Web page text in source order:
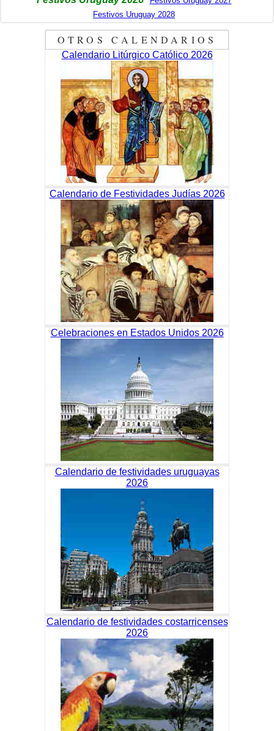
Festivos Uruguay 2028
OTROS CALENDARIOS
Calendario Litúrgico Católico 2026
Calendario de Festividades Judías 2026
Celebraciones en Estados Unidos 2026
Calendario de festividades uruguayas
2026
Calendario de festividades costarricenses
2026